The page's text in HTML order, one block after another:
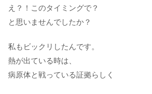
え？！このタイミングで？
と思いませんでしたか？
私もビックリしたんです。
熱が出ている時は、
病原体と戦っている証拠らしく